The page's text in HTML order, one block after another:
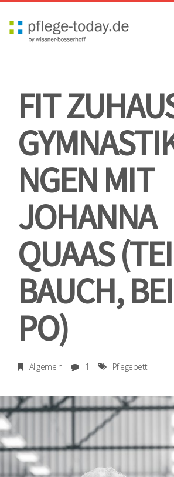
FIT
NGEN MIT
JOHANNA
QUAAS
BAUCH,
PO)
Allgemein 1 Pflegebett